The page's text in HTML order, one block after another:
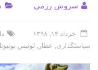
سروش رزمی
خرداد ۱۴, ۱۳۹۸
سیاستگذاری
عطار لوئیس